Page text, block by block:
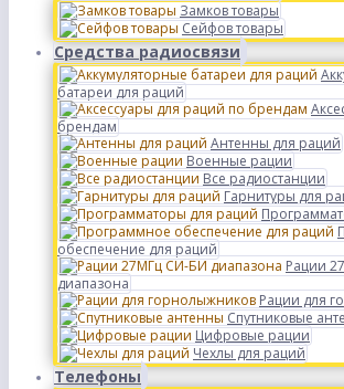
Замков товары
Сейфов товары
Средства радиосвязи
батареи для раций
брендам
Антенны для раций
Военные рации
Все радиостанции
Гарнитуры для
обеспечение для раций
Рации
диапазона
Рации для
Спутниковые
Цифровые рации
Чехлы для раций
Телефоны